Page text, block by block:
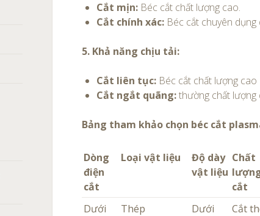
Cắt mịn: Béc cắt chất lượng cao.
Cắt chính xác: Béc cắt chuyên
5. Khả năng chịu tải:
Cắt liên tục: Béc cắt chất lượng cao
Cắt ngắt quãng:thường chất lượng
Bảng tham khảo chọn béc cắt
Dòng
điện
cắt
Loại vật liệu
Độ dày
vật liệu
Chất
cắt
Dưới
Thép
Dưới
Cắt